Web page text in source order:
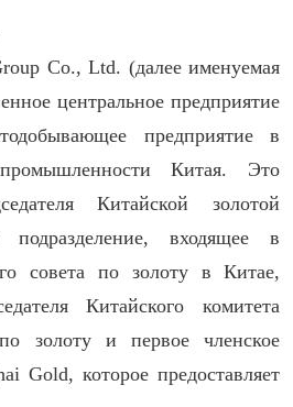
Co., Ltd. (далее именуемая
центральное предприятие
предприятие в
Китая. Это
Китайской золотой
подразделение, входящее в
совета по золоту в Китае,
Китайского комитета
золоту и первое членское
Gold, которое предоставляет